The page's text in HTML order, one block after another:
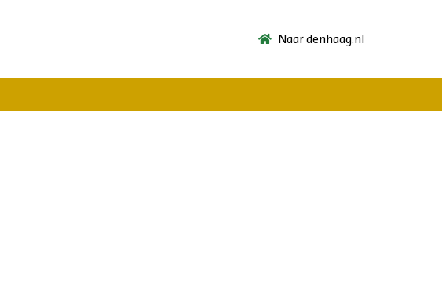
Naar denhaag.nl